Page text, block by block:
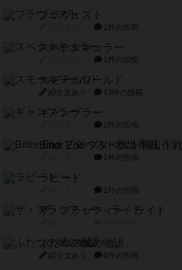
ブラヴェスト
1件の投稿
スペクタキュラー
1件の投稿
スモールワールド
紹介文あり 13件の投稿
ギャンブラー
2件の投稿
Bitter End ブタペスト救出作戦
1件の投稿
ラピード
1件の投稿
ザ・フラッフィー・ライト
ふたつの城の物語
紹介文あり 6件の投稿